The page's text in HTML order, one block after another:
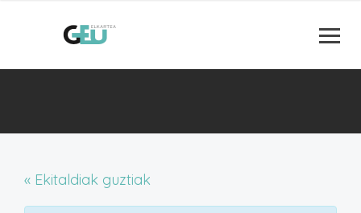
« Ekitaldiak guztiak